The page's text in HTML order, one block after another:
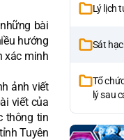
bài
hướng
xác minh
ảnh viết
viết của
thông tin
Tuyên
Lý lịch
Sát
Tổ
lý sau